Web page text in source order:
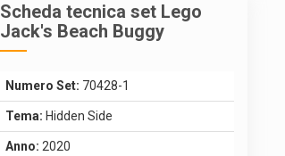
Scheda tecnica set Lego
Jack's Beach Buggy
Numero Set: 70428-1
Tema: Hidden Side
Anno: 2020